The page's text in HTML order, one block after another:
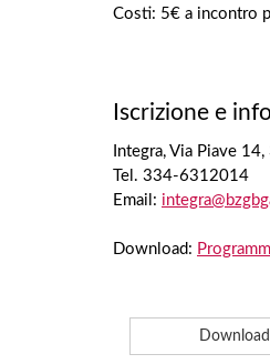
Costi: 5€ a incontro
Iscrizione e
Integra, Via Piave
Tel. 334-6312014
Email:
Download: